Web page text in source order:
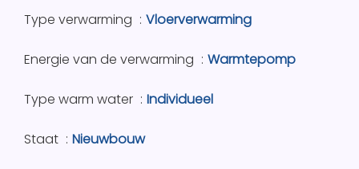
Type verwarming Vloerverwarming
Energie van de verwarming Warmtepomp
Type warm water Individueel
Staat Nieuwbouw